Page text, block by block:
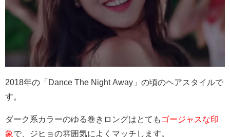
2018年の「Dance The Night Away」の頃のヘアスタイルで
す。
ダーク系カラーのゆる巻きロングはとても ゴージャスな印
象で、ジヒョの雰囲気によくマッチします。